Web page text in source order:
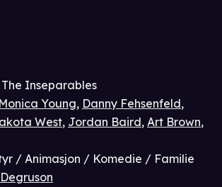
The Inseparables
Monica Young, Danny Fehsenfeld,
West, Jordan Baird, Art Brown,
/ Animasjon / Komedie / Familie